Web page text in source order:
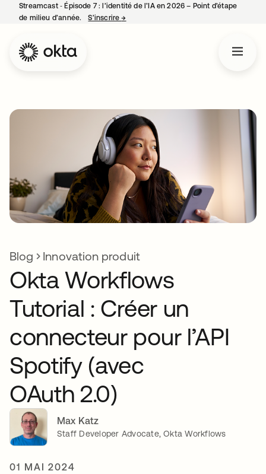
Streamcast ‑ Épisode 7 : l’identité de l’IA en 2026 – Point d’étape
de milieu d’année.
S’inscrire→
Blog Innovation produit
Okta Workflows
Tutorial : Créer un
connecteur pour l’API
Spotify (avec
OAuth 2.0)
Max Katz
Staff Developer Advocate, Okta Workflows
01 MAI 2024